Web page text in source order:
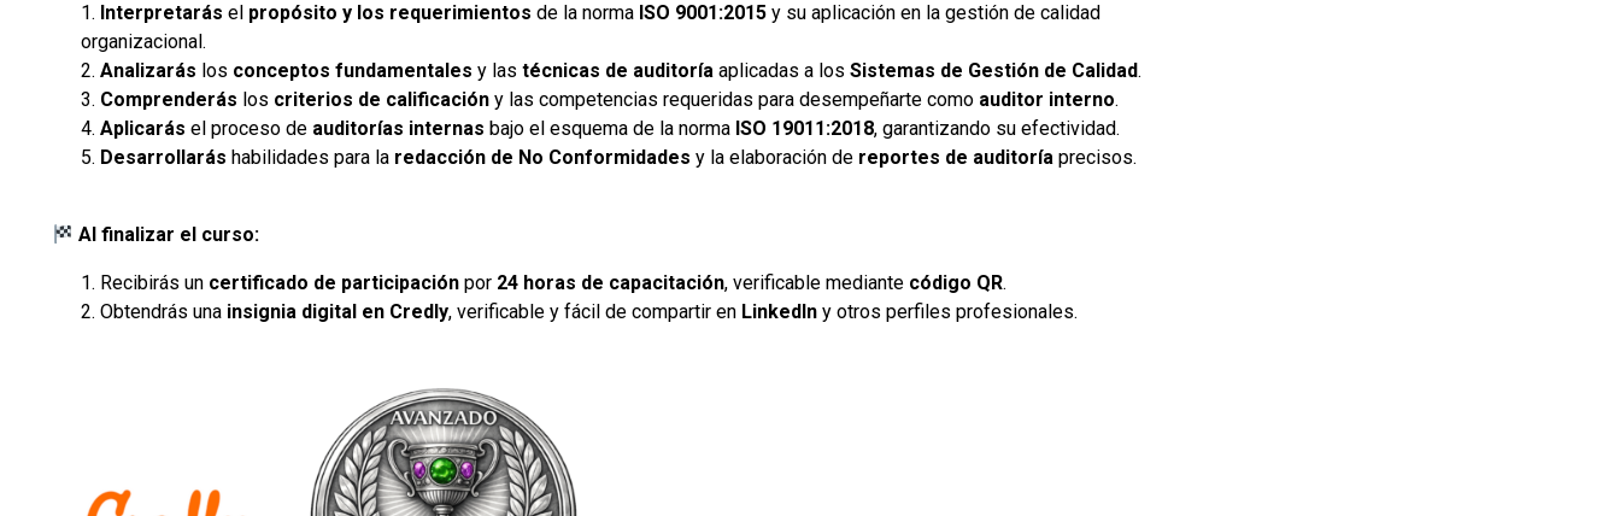
Interpretarás el propósito y los requerimientos de la norma ISO 9001:2015 y su aplicación en la gestión de calidad
organizacional.
Analizarás los conceptos fundamentales y las técnicas de auditoría aplicadas a los Sistemas de Gestión de Calidad.
Comprenderás los criterios de calificación y las competencias requeridas para desempeñarte como auditor interno.
Aplicarás el proceso de auditorías internas bajo el esquema de la norma ISO 19011:2018, garantizando su efectividad.
Desarrollarás habilidades para la redacción de No Conformidades y la elaboración de reportes de auditoría precisos.
Al finalizar el curso:
Recibirás un certificado de participación por 24 horas de capacitación, verificable mediante código QR.
Obtendrás una insignia digital en Credly, verificable y fácil de compartir en LinkedIn y otros perfiles profesionales.